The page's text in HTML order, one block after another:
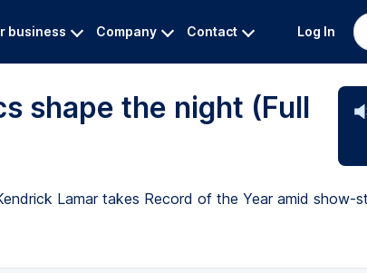
business Company Contact Log In
shape the night (Full
Lamar takes Record of the Year amid show-